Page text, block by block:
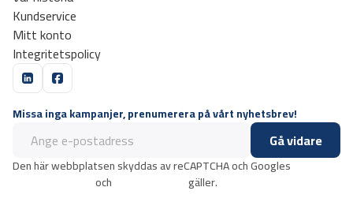
Kundservice
Mitt konto
Integritetspolicy
Missa inga kampanjer, prenumerera på vårt nyhetsbrev!
Gå vidare
Den här webbplatsen skyddas av reCAPTCHA och Googles
och gäller.